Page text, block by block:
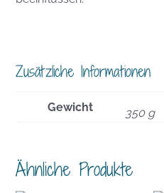
Zusätzliche Informationen
Gewicht 350 g
Ähnliche Produkte